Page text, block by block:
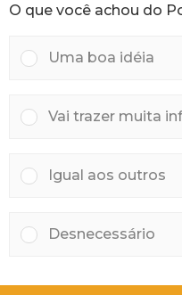
O que você achou do
Uma boa idéia
Vai trazer muita
Igual aos outros
Desnecessário